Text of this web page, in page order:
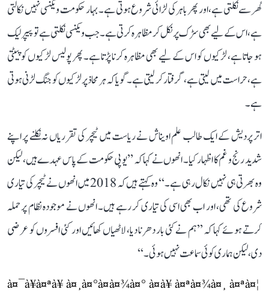
گھر سے نکلتی ہے، اور پھر باہر کی لڑائی شروع ہوتی ہے۔ بہار حکومت ویکنسی نہیں نکالتی
ہے، اس کے لیے بھی سڑک پر نکل کر مظاہرہ کرتی ہے۔ جب ویکنسی نکلتی ہے تو پیپر لیک
ہو جاتا ہے، لڑکیوں کو اس کے لیے بھی مظاہرہ کرنا پڑتا ہے۔ پھر پولیس لڑکیوں کو پیٹتی
ہے، حراست میں لیتی ہے، گرفتار کر لیتی ہے۔ گویا کہ ہر محاذ پر لڑکیوں کو جنگ لڑنی ہوتی
ہے۔
اتر پردیش کے ایک طالب علم اویناش نے ریاست میں ٹیچر کی تقرریاں نہ نکلنے پر اپنے
شدید رنج و غم کا اظہار کیا۔ انھوں نے کہا کہ ’’یوپی حکومت کے پاس عہدے ہیں، لیکن
وہ بھرتی ہی نہیں نکال رہی ہے۔‘‘ وہ کہتے ہیں کہ 2018 میں انھوں نے ٹیچر کی تیاری
شروع کی تھی، اور اب بھی اسی کی تیاری کر رہے ہیں۔ انھوں نے موجودہ نظام پر حملہ
کرتے ہوئے کہا کہ ’’ہم نے کئی بار دھرنا دیا، لاٹھیاں کھائیں اور کئی افسروں کو عرضی
دی، لیکن ہماری کوئی سماعت نہیں ہوئی۔‘‘
à¤¯à¥à¤ªà¥ à¤¸à¤°à¤à¤¾à¤° à¤à¥ à¤ªà¤¾à¤¸ à¤ªà¤¦